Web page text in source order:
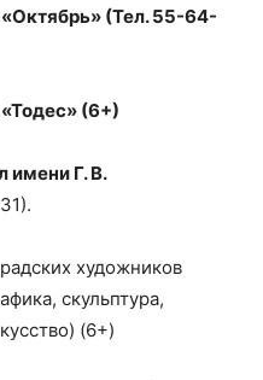
(Тел. 55-64-
(6+)
имени Г. В.
художников
скульптура,
(6+)